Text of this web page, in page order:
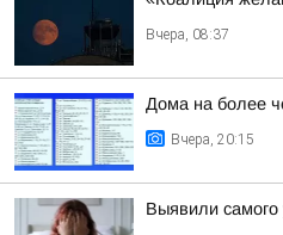
Вчера, 08:37
Дома на более
Вчера, 20:15
Выявили самого